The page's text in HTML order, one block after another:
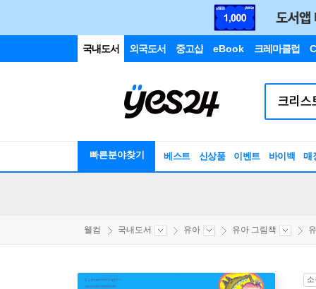
국내도서 외국도서 중고샵 eBook 크레마클럽
빠른분야찾기 베스트 신상품 이벤트 바이백 매
웰컴 국내도서 유아 유아 그림책